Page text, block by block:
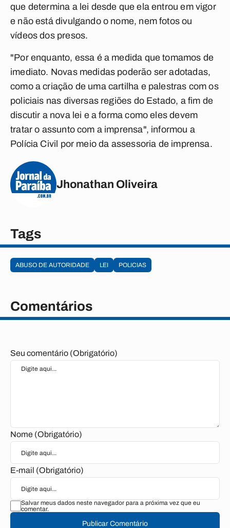
que determina a lei desde que ela entrou em vigor
e não está divulgando o nome, nem fotos ou
vídeos dos presos.
"Por enquanto, essa é a medida que tomamos de
imediato. Novas medidas poderão ser adotadas,
como a criação de uma cartilha e palestras com os
policiais nas diversas regiões do Estado, a fim de
discutir a nova lei e a forma como eles devem
tratar o assunto com a imprensa", informou a
Polícia Civil por meio da assessoria de imprensa.
Jhonathan Oliveira
Tags
ABUSO DE AUTORIDADE LEI POLICIAS
Comentários
Seu comentário (Obrigatório)
Nome (Obrigatório)
E-mail (Obrigatório)
Salvar meus dados neste navegador para a próxima vez que eu
comentar.
Publicar Comentário